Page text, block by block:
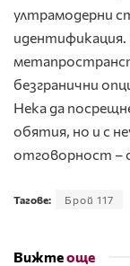
ултрамодерни
идентификация.
безгранични
Нека да
обятия, но и с
отговорност –
Тагове: Брой 117
Вижтеоще